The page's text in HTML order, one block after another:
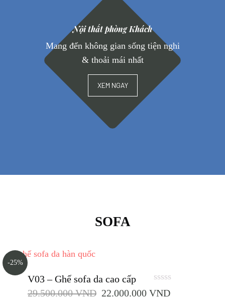
Nội thất phòng Khách
Mang đến không gian sống tiện nghi
& thoải mái nhất
XEM NGAY
SOFA
-25%
0
out
V03 – Ghế sofa da cao cấp
29.500.000VND 22.000.000 VND